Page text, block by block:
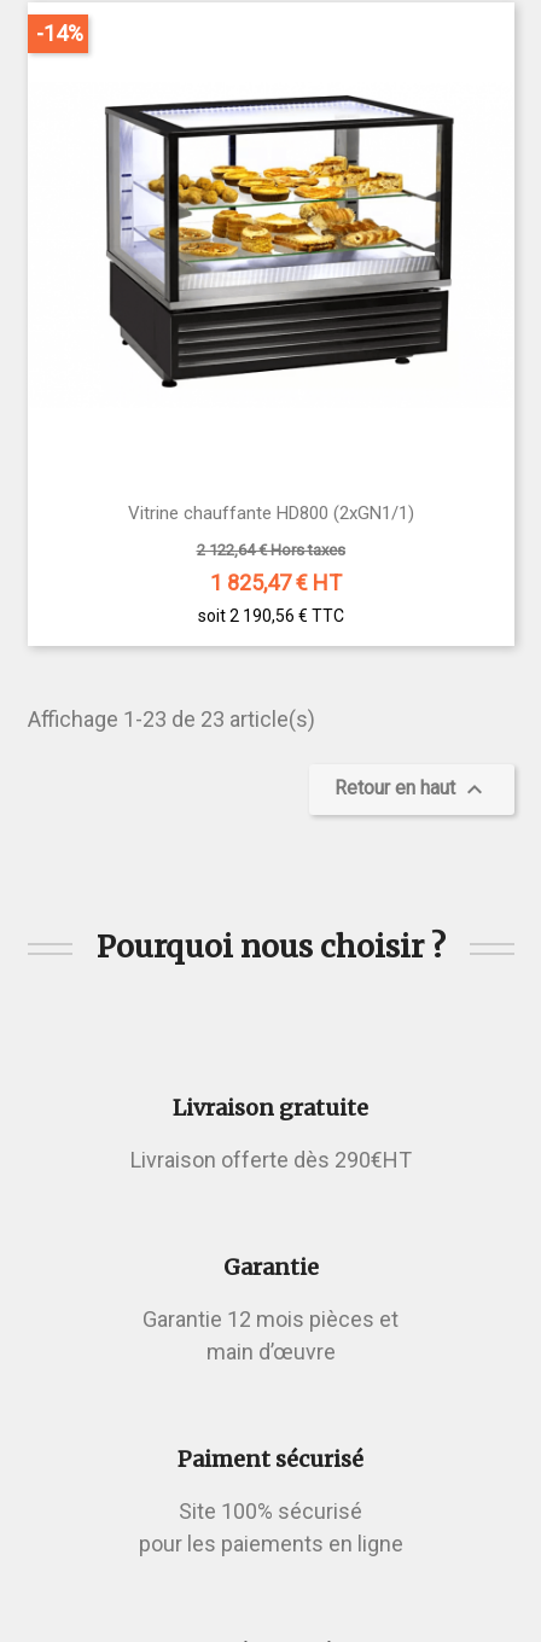
Vitrine chauffante HD800 (2xGN1/1)
2 122,64 € Hors taxes
1 825,47€ HT
soit 2 190,56 € TTC
-14%
Affichage 1-23 de 23 article(s)
Retour en haut 
Pourquoi nous choisir ?
Livraison gratuite
Livraison offerte dès 290€HT
Garantie
Garantie 12 mois pièces et
main d’œuvre
Paiment sécurisé
Site 100% sécurisé
pour les paiements en ligne